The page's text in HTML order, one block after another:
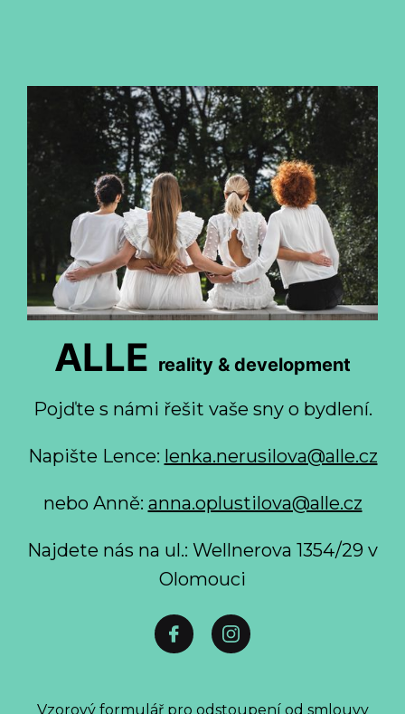
ALLE reality & development
Pojďte s námi řešit vaše sny o bydlení.
Napište Lence: lenka.nerusilova@alle.cz
nebo Anně: anna.oplustilova@alle.cz
Najdete nás na ul.: Wellnerova 1354/29 v
Olomouci
Vzorový formulář pro odstoupení od smlouvy